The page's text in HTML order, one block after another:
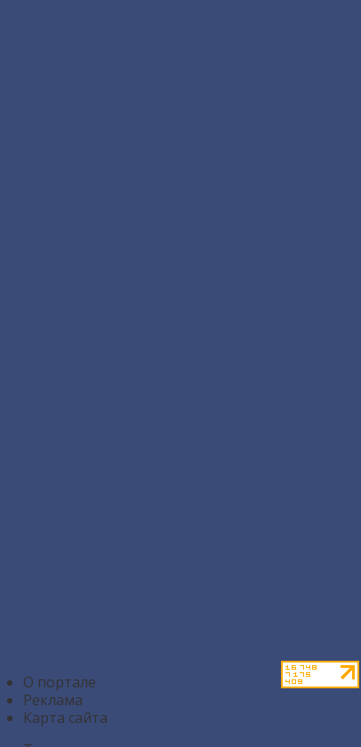
О портале
Реклама
Карта сайта